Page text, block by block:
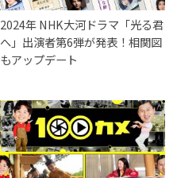
2024年 NHK大河ドラマ「光る君
へ」出演者第6弾が発表！相関図
もアップデート